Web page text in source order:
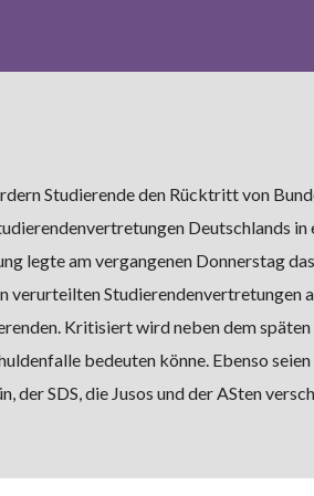
Studierende den Rücktritt von
Deutschlands
legte am vergangenen Donnerstag
verurteilten Studierendenvertretungen
Kritisiert wird neben dem
bedeuten könne. Ebenso
der SDS, die Jusos und der ASten